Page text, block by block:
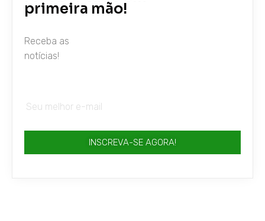
primeira mão!
Receba as
notícias!
INSCREVA-SE AGORA!